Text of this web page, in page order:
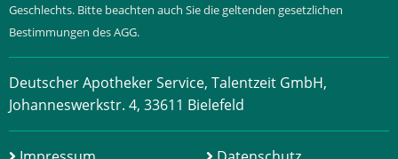
Geschlechts. Bitte beachten auch Sie die geltenden gesetzlichen
Bestimmungen des AGG.
Deutscher Apotheker Service, Talentzeit GmbH,
Johanneswerkstr. 4, 33611 Bielefeld